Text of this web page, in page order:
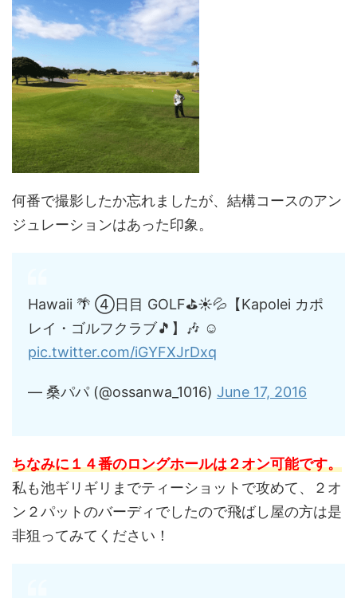
何番で撮影したか忘れましたが、結構コースのアン
ジュレーションはあった印象。
Hawaii 🌴 ④日目 GOLF⛳☀💦【Kapolei カポ
レイ・ゴルフクラブ🎵】🎶 ☺
pic.twitter.com/iGYFXJrDxq
— 桑パパ (@ossanwa_1016) June 17, 2016
ちなみに１４番のロングホールは２オン可能です。
私も池ギリギリまでティーショットで攻めて、２オ
ン２パットのバーディでしたので飛ばし屋の方は是
非狙ってみてください！